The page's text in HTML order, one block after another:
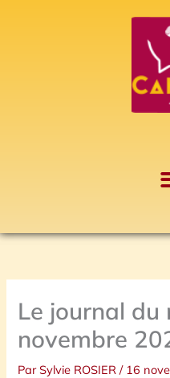
Le journal du
novembre
ParSylvie ROSIER/ 16